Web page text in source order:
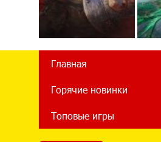
Главная
Горячие новинки
Топовые игры